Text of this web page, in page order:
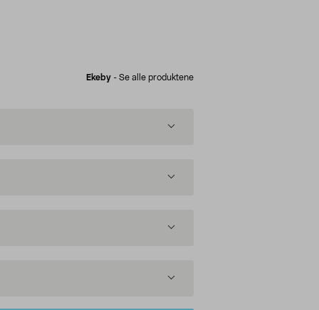
Ekeby - Se alle produktene